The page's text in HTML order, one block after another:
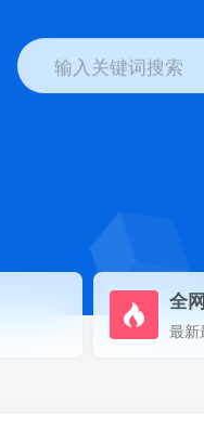
输入关键词搜索
全
最新